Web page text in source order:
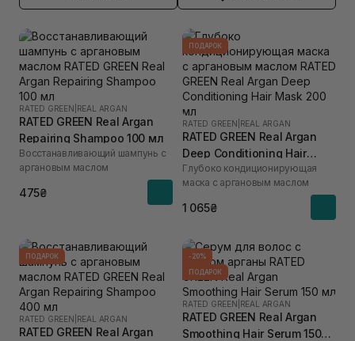
RATED GREEN REAL ARGAN
RATED GREEN Real Argan
Repairing Shampoo 100 мл
Восстанавливающий шампунь с
аргановым маслом
475₴
ПОДАРОК
RATED GREEN REAL ARGAN
RATED GREEN Real Argan
Deep Conditioning Hair
Mask 200 мл
Глубоко кондиционирующая
маска с аргановым маслом
1 065₴
ПОДАРОК
RATED GREEN REAL ARGAN
RATED GREEN Real Argan
-20%
ПОДАРОК
RATED GREEN REAL ARGAN
RATED GREEN Real Argan
Smoothing Hair Serum 150